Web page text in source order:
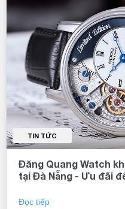
TIN TỨC
Đăng Quang Watch
tại Đà Nẵng - Ưu đãi
Đọc tiếp